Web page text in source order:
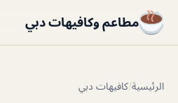
مطاعم وكافيهات دبي
الرئيسية/كافيهات دبي